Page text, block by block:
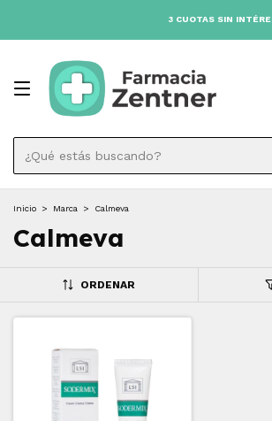
Inicio > Marca > Calmeva
Calmeva
ORDENAR